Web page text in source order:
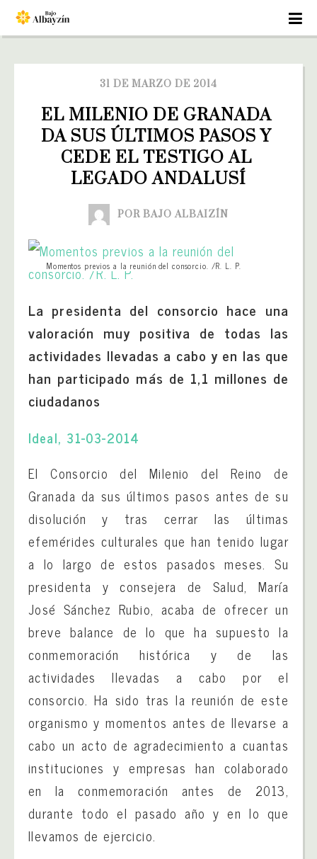
31 DE MARZO DE 2014
EL MILENIO DE GRANADA
DA SUS ÚLTIMOS PASOS Y
CEDE EL TESTIGO AL
LEGADO ANDALUSÍ
POR BAJO ALBAIZÍN
Momentos previos a la reunión del consorcio. /R. L. P.
La presidenta del consorcio hace una
valoración muy positiva de todas las
actividades llevadas a cabo y en las que
han participado más de 1,1 millones de
ciudadanos
Ideal, 31-03-2014
El Consorcio del Milenio del Reino de
Granada da sus últimos pasos antes de su
disolución y tras cerrar las últimas
efemérides culturales que han tenido lugar
a lo largo de estos pasados meses.Su
presidenta y consejera de Salud, María
José Sánchez Rubio, acaba de ofrecer un
breve balance de lo que ha supuesto la
conmemoración histórica y de las
actividades llevadas a cabo por el
consorcio. Ha sido tras la reunión de este
organismo y momentos antes de llevarse a
cabo un acto de agradecimiento a cuantas
instituciones y empresas han colaborado
en la conmemoración antes de 2013,
durante todo el pasado año y en lo que
llevamos de ejercicio.